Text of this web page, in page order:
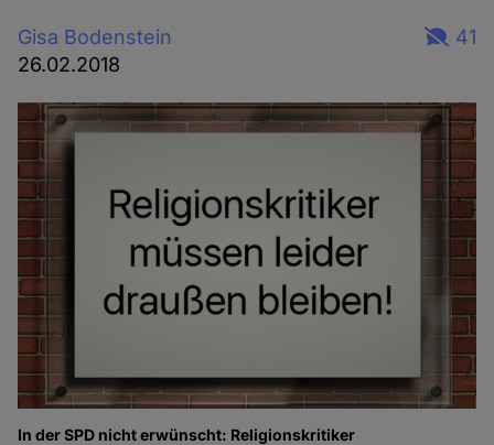
Gisa Bodenstein
26.02.2018
41
In der SPD nicht erwünscht: Religionskritiker